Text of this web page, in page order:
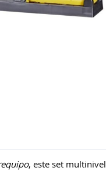
, este set multinivel